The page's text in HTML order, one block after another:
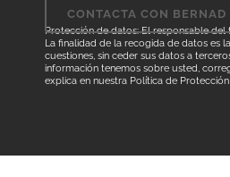
Protección de datos: El responsable del
La finalidad de la recogida de datos es
cuestiones, sin ceder sus datos a
información tenemos sobre usted,
explica en nuestra Política de